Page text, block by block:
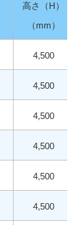
高さ（H）
（mm）
4,500
4,500
4,500
4,500
4,500
4,500